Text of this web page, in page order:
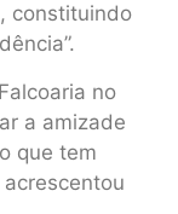
constituindo
no
a amizade
que tem